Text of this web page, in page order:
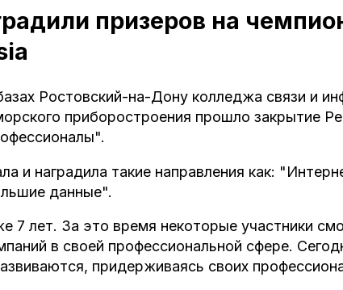
призеров на
Ростовский-на-Дону колледжа связи и
приборостроения прошло закрытие
и наградила такие направления как:
данные".
7 лет. За это время некоторые участники
в своей профессиональной сфере.
придерживаясь своих